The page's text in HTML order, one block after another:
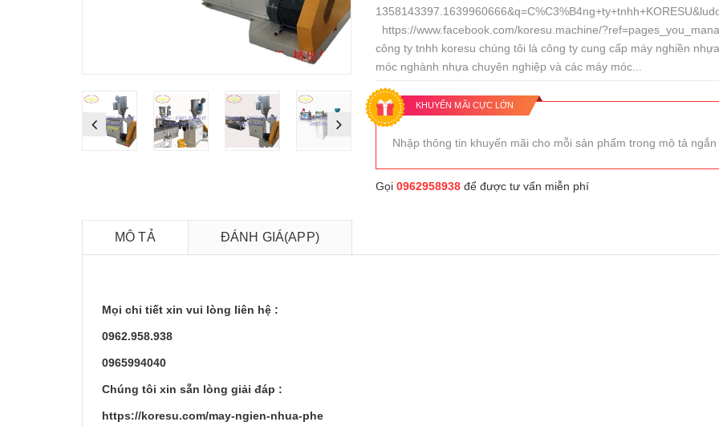
https://www.facebook.com/koresu.machine/
công ty tnhh koresu chúng tôi là công ty cung cấp máy nghiền
móc nghành nhựa chuyên nghiệp và các máy móc...
KHUYẾN MÃI CỰC LỚN
Nhập thông tin khuyến mãi cho mỗi sản phẩm trong mô tả ngắn
Gọi 0962958938để được tư vấn miễn phí
MÔ TẢ ĐÁNH GIÁ(APP)
Mọi chi tiết xin vui lòng liên hệ :
0962.958.938
0965994040
Chúng tôi xin sẵn lòng giải đáp :
https://koresu.com/may-ngien-nhua-phe